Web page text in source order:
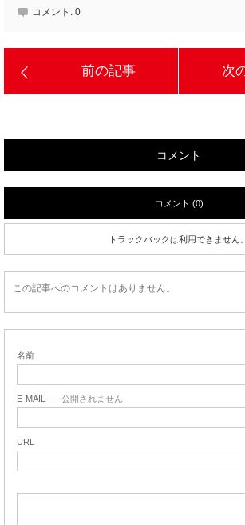
コメント: 0
コメント
コメント (0)
トラックバックは利用できません。
この記事へのコメントはありません。
名前
E-MAIL - 公開されません -
URL